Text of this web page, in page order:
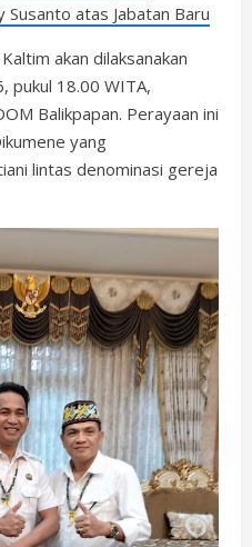
atas Jabatan Baru
akan dilaksanakan
pukul 18.00 WITA,
Balikpapan. Perayaan ini
yang
lintas denominasi gereja